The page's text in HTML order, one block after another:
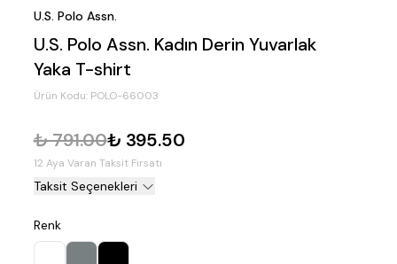
U.S. Polo Assn.
U.S. Polo Assn. Kadın Derin Yuvarlak
Yaka T-shirt
Ürün Kodu: POLO-66003
₺ 791.00₺ 395.50
12 Aya Varan Taksit Fırsatı
Taksit Seçenekleri
Renk